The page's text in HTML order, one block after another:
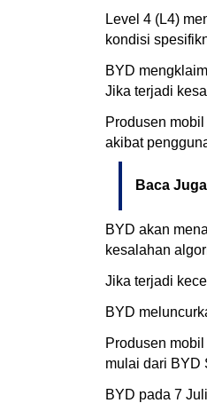
Level 4 (L4)
kondisi
BYD
Jika terjadi
Produsen
akibat
Baca
BYD akan
kesalahan
Jika terjadi
BYD
Produsen
mulai dari BYD
BYD pada 7